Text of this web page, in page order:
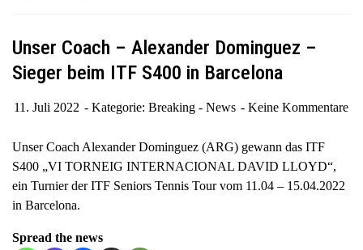
Unser Coach – Alexander Dominguez –
Sieger beim ITF S400 in Barcelona
11. Juli 2022 Kategorie: Breaking - News Keine Kommentare
Unser Coach Alexander Dominguez (ARG) gewann das ITF
S400 „VI TORNEIG INTERNACIONAL DAVID LLOYD“,
ein Turnier der ITF Seniors Tennis Tour vom 11.04 – 15.04.2022
in Barcelona.
Spread the news